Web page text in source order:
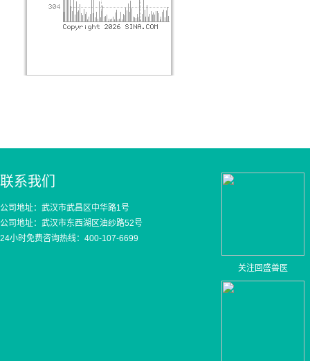
联系我们
公司地址：武汉市武昌区中华路1号
公司地址：武汉市东西湖区油纱路52号
24小时免费咨询热线：400-107-6699
关注回盛兽医